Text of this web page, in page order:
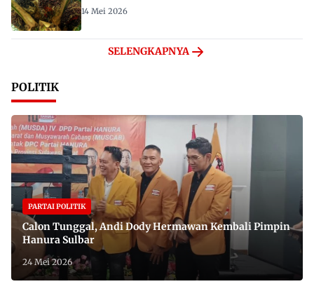
14 Mei 2026
SELENGKAPNYA
POLITIK
PARTAI POLITIK
Calon Tunggal, Andi Dody Hermawan Kembali Pimpin
Hanura Sulbar
24 Mei 2026